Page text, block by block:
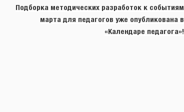
Подборка методических разработок к событиям
марта для педагогов уже опубликована в
«Календаре педагога»!